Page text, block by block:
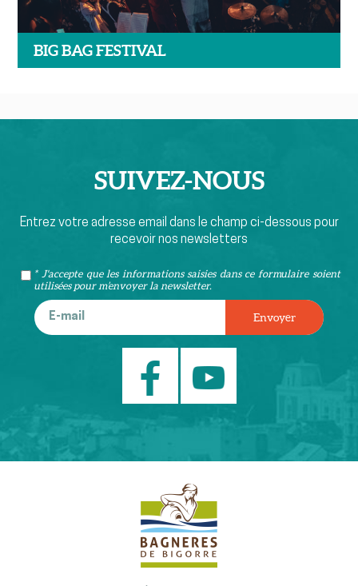
BIG BAG FESTIVAL
SUIVEZ-NOUS
Entrez votre adresse email dans le champ ci-dessous pour
recevoir nos newsletters
* J'accepte que les informations saisies dans ce formulaire soient
utilisées pour m’envoyer la newsletter.